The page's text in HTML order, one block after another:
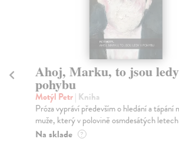
Ahoj, Marku, to jsou
pohybu
Motýl Petr| Kniha
Próza vypráví především o hledání a tápání
muže, který v polovině osmdesátých
Na sklade ?